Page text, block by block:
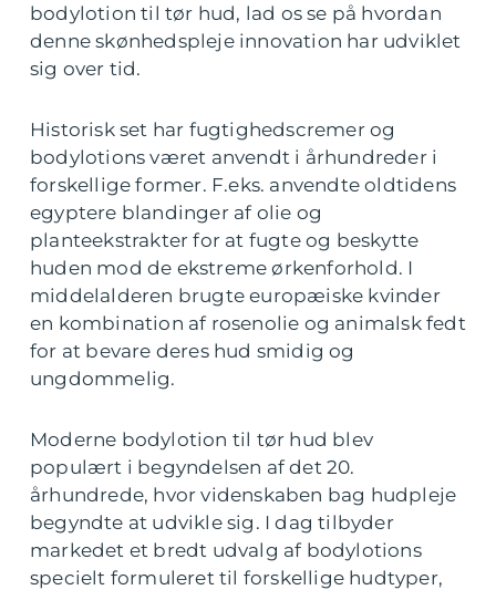
bodylotion til tør hud, lad os se på hvordan
denne skønhedspleje innovation har udviklet
sig over tid.
Historisk set har fugtighedscremer og
bodylotions været anvendt i århundreder i
forskellige former. F.eks. anvendte oldtidens
egyptere blandinger af olie og
planteekstrakter for at fugte og beskytte
huden mod de ekstreme ørkenforhold. I
middelalderen brugte europæiske kvinder
en kombination af rosenolie og animalsk fedt
for at bevare deres hud smidig og
ungdommelig.
Moderne bodylotion til tør hud blev
populært i begyndelsen af det 20.
århundrede, hvor videnskaben bag hudpleje
begyndte at udvikle sig. I dag tilbyder
markedet et bredt udvalg af bodylotions
specielt formuleret til forskellige hudtyper,